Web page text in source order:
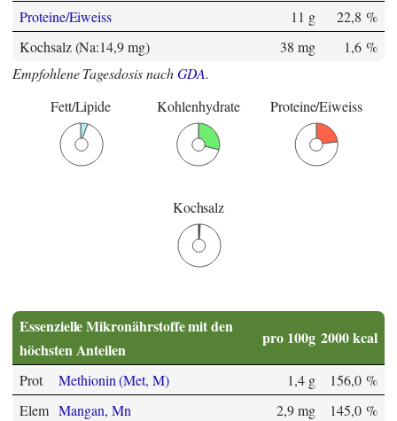
Proteine/Eiweiss
11 g
22,8 %
Kochsalz (Na:14,9 mg)
38 mg
1,6 %
Empfohlene Tagesdosis nachGDA.
Fett/Lipide
Kohlenhydrate Proteine/Eiweiss
Kochsalz
Essenzielle Mikronährstoffe mit den
höchsten Anteilen
pro 100g 2000 kcal
Prot Methionin (Met, M) 1,4 g
156,0 %
Elem Mangan, Mn 2,9 mg
145,0 %